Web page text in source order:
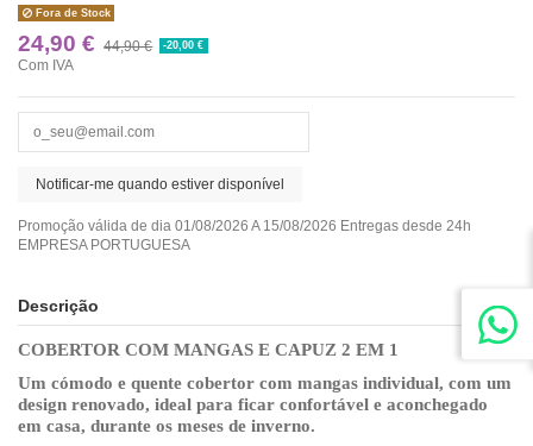
Fora de Stock
24,90 € 44,90 € -20,00 €
Com IVA
Promoção válida de dia 01/08/2026 A 15/08/2026 Entregas desde 24h
EMPRESA PORTUGUESA
Descrição
COBERTOR COM MANGAS E CAPUZ 2 EM 1
Um cómodo e quente cobertor com mangas individual, com um
design renovado, ideal para ficar confortável e aconchegado
em casa, durante os meses de inverno.